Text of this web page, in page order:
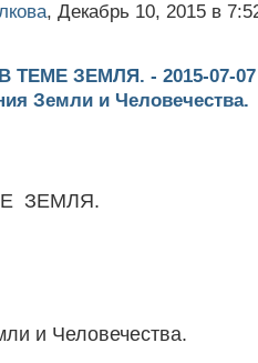
, Декабрь 10, 2015 в
ЗЕМЛЯ. - 2015-07-07
Земли и Человечества.
ЗЕМЛЯ.
и Человечества.